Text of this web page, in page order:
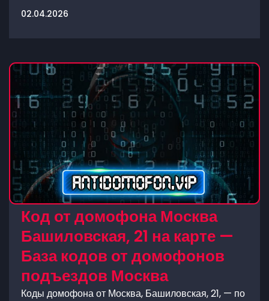
02.04.2026
Код от домофона Москва
Башиловская, 21 на карте —
База кодов от домофонов
подъездов Москва
Коды домофона от Москва, Башиловская, 21, — по